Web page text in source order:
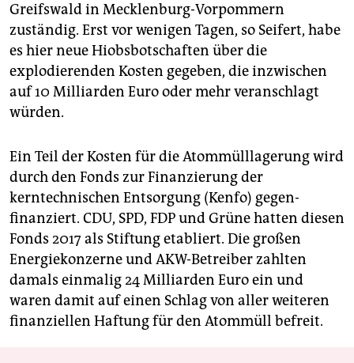
Greifswald in Mecklenburg-Vorpommern
zuständig. Erst vor wenigen Tagen, so Seifert, habe
es hier neue Hiobsbotschaften über die
explodierenden Kosten gegeben, die inzwischen
auf 10 Milliarden Euro oder mehr veranschlagt
würden.
Ein Teil der Kosten für die Atommülllagerung wird
durch den Fonds zur Finanzierung der
kerntechnischen Entsorgung (Kenfo) gegen­
finanziert. CDU, SPD, FDP und Grüne hatten diesen
Fonds 2017 als Stiftung etabliert. Die großen
Energiekonzerne und AKW-Betreiber zahlten
damals einmalig 24 Milliarden Euro ein und
waren damit auf einen Schlag von aller weiteren
finanziellen Haftung für den Atommüll befreit.